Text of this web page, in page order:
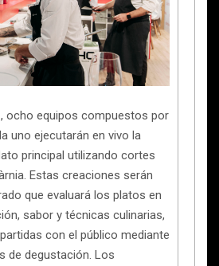
ocho equipos compuestos por
uno ejecutarán en vivo la
principal utilizando cortes
Estas creaciones serán
que evaluará los platos en
sabor y técnicas culinarias,
con el público mediante
de degustación. Los